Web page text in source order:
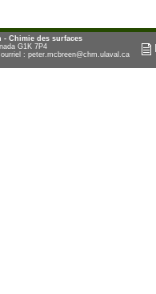
- Chimie des surfaces
G1K 7P4
: peter.mcbreen@chm.ulaval.ca